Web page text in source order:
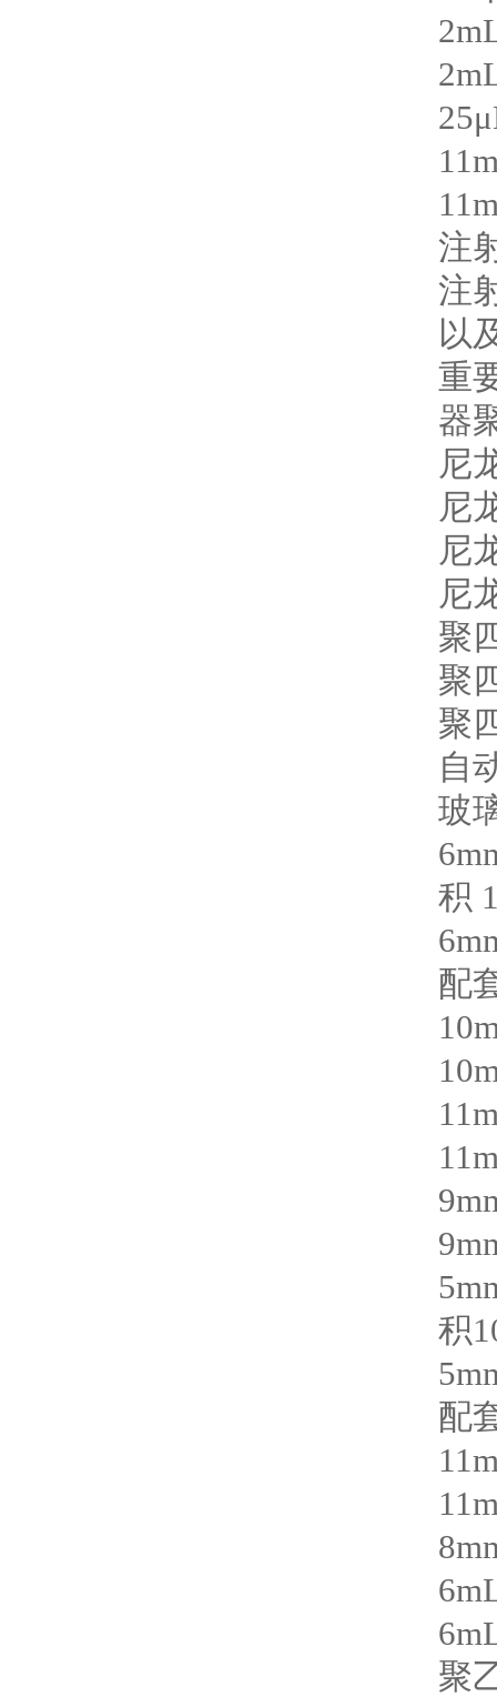
25μ
注
注
以
重
器
尼
尼
尼
尼
聚
聚
聚
自
玻
积
配
积
配
聚